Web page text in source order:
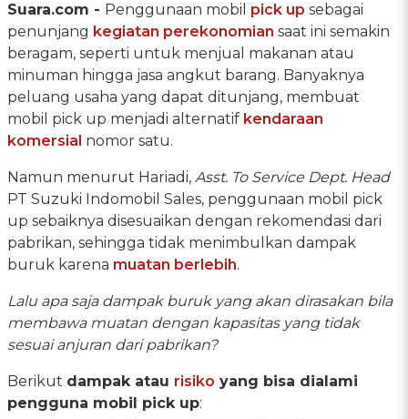
Suara.com - Penggunaan mobil pick up sebagai
penunjang kegiatan perekonomian saat ini semakin
beragam, seperti untuk menjual makanan atau
minuman hingga jasa angkut barang. Banyaknya
peluang usaha yang dapat ditunjang, membuat
mobil pick up menjadi alternatif kendaraan
komersial nomor satu.
Namun menurut Hariadi, Asst. To Service Dept. Head
PT Suzuki Indomobil Sales, penggunaan mobil pick
up sebaiknya disesuaikan dengan rekomendasi dari
pabrikan, sehingga tidak menimbulkan dampak
buruk karena muatan berlebih.
Lalu apa saja dampak buruk yang akan dirasakan bila
membawa muatan dengan kapasitas yang tidak
sesuai anjuran dari pabrikan?
Berikut dampak atau risiko yang bisa dialami
pengguna mobil pick up: